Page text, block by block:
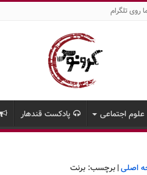
روی تلگرام
علوم اجتماعی پادکست قندهار
اصلی| برچسب: برنت